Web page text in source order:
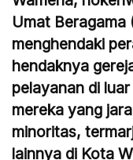
Umat
menghendaki
hendaknya
pelayanan di
mereka yang
minoritas,
lainnya di Kota